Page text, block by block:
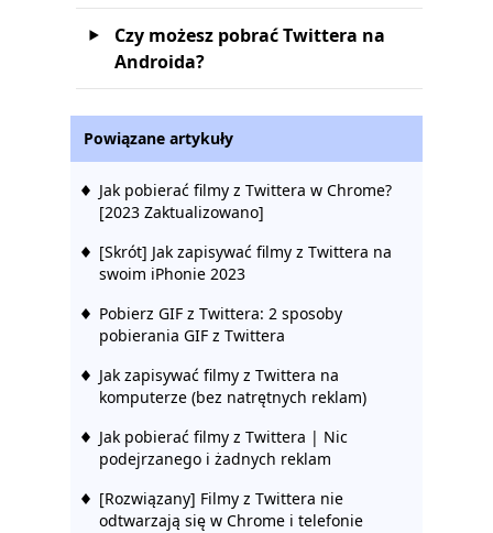
Czy możesz pobrać Twittera na
Androida?
Powiązane artykuły
Jak pobierać filmy z Twittera w Chrome?
[2023 Zaktualizowano]
[Skrót] Jak zapisywać filmy z Twittera na
swoim iPhonie 2023
Pobierz GIF z Twittera: 2 sposoby
pobierania GIF z Twittera
Jak zapisywać filmy z Twittera na
komputerze (bez natrętnych reklam)
Jak pobierać filmy z Twittera | Nic
podejrzanego i żadnych reklam
[Rozwiązany] Filmy z Twittera nie
odtwarzają się w Chrome i telefonie